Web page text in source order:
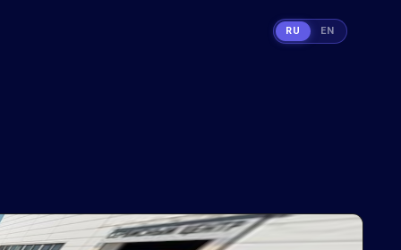
RU EN